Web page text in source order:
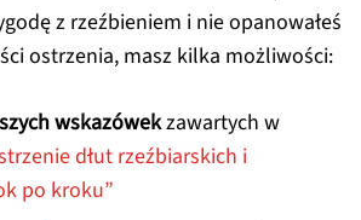
z rzeźbieniem i nie opanowałeś
ostrzenia, masz kilka możliwości:
wskazówekzawartych w
dłut rzeźbiarskich i
po kroku”